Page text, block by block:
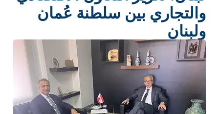
والتجاري بين سلطنة عُمان
ولبنان